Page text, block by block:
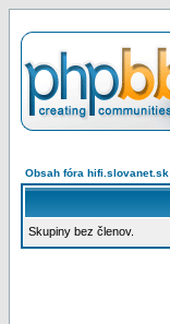
Obsah fóra hifi.slovanet.sk
Skupiny bez členov.